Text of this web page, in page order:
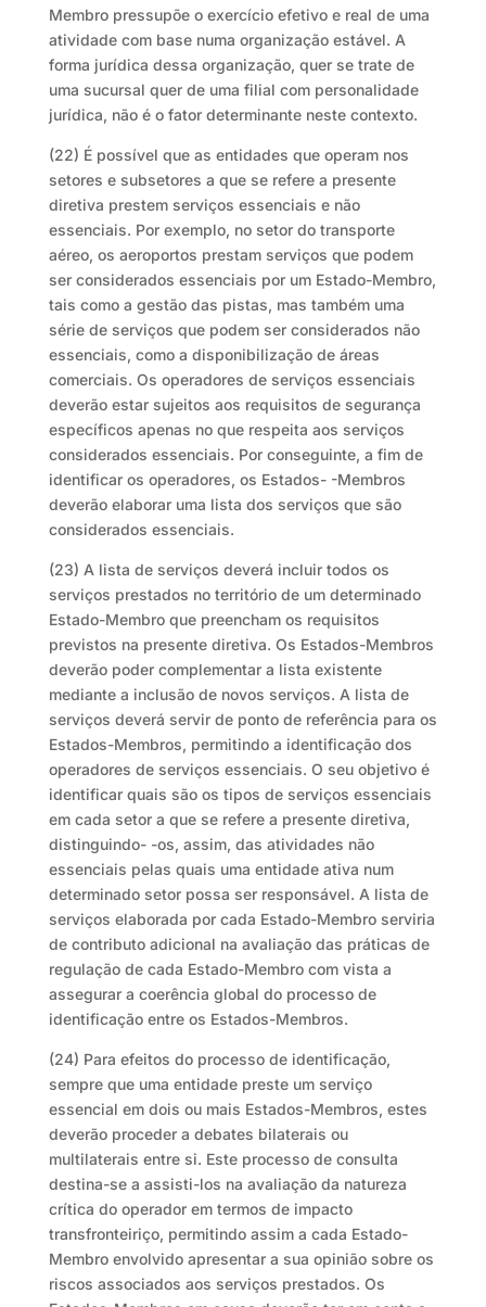
Membro pressupõe o exercício efetivo e real de uma
atividade com base numa organização estável. A
forma jurídica dessa organização, quer se trate de
uma sucursal quer de uma filial com personalidade
jurídica, não é o fator determinante neste contexto.
(22) É possível que as entidades que operam nos
setores e subsetores a que se refere a presente
diretiva prestem serviços essenciais e não
essenciais. Por exemplo, no setor do transporte
aéreo, os aeroportos prestam serviços que podem
ser considerados essenciais por um Estado-Membro,
tais como a gestão das pistas, mas também uma
série de serviços que podem ser considerados não
essenciais, como a disponibilização de áreas
comerciais. Os operadores de serviços essenciais
deverão estar sujeitos aos requisitos de segurança
específicos apenas no que respeita aos serviços
considerados essenciais. Por conseguinte, a fim de
identificar os operadores, os Estados- -Membros
deverão elaborar uma lista dos serviços que são
considerados essenciais.
(23) A lista de serviços deverá incluir todos os
serviços prestados no território de um determinado
Estado-Membro que preencham os requisitos
previstos na presente diretiva. Os Estados-Membros
deverão poder complementar a lista existente
mediante a inclusão de novos serviços. A lista de
serviços deverá servir de ponto de referência para os
Estados-Membros, permitindo a identificação dos
operadores de serviços essenciais. O seu objetivo é
identificar quais são os tipos de serviços essenciais
em cada setor a que se refere a presente diretiva,
distinguindo- -os, assim, das atividades não
essenciais pelas quais uma entidade ativa num
determinado setor possa ser responsável. A lista de
serviços elaborada por cada Estado-Membro serviria
de contributo adicional na avaliação das práticas de
regulação de cada Estado-Membro com vista a
assegurar a coerência global do processo de
identificação entre os Estados-Membros.
(24) Para efeitos do processo de identificação,
sempre que uma entidade preste um serviço
essencial em dois ou mais Estados-Membros, estes
deverão proceder a debates bilaterais ou
multilaterais entre si. Este processo de consulta
destina-se a assisti-los na avaliação da natureza
crítica do operador em termos de impacto
transfronteiriço, permitindo assim a cada Estado-
Membro envolvido apresentar a sua opinião sobre os
riscos associados aos serviços prestados. Os